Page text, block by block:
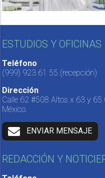
ESTUDIOS Y OFICINAS
Teléfono
(999) 923 61 55 (recepción)
Dirección
Calle 62 #508 Altos x 63 y 65
México.
ENVIAR MENSAJE
REDACCIÓN Y